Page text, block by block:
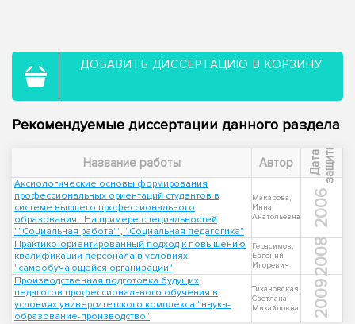
ДОБАВИТЬ ДИССЕРТАЦИЮ В КОРЗИНУ
Рекомендуемые диссертации данного раздела
Название работы Автор Д
а
т
а
з
а
щ
и
т ы
Аксиологические основы формирования
профессиональных ориентаций студентов в
системе высшего профессионального
образования : На примере специальностей
""Социальная работа"", "Социальная педагогика"
Макарова,
Инна
Анатольевна
2006
Практико-ориентированный подход к повышению
квалификации персонала в условиях
"самообучающейся организации"
Герасимов,
Евгений
Игоревич
2008
Производственная подготовка будущих
педагогов профессионального обучения в
условиях университетского комплекса "наука-
образование-производство"
Тихановская,
Светлана
Михайловна
2009